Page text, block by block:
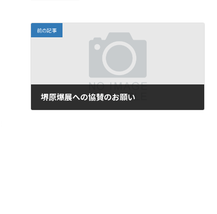
前の記事
堺原爆展への協賛のお願い